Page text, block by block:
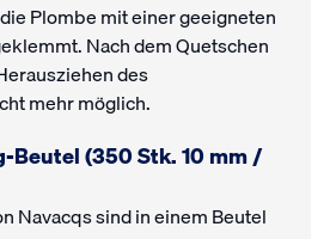
Plombe mit einer geeigneten
Nach dem Quetschen
des
mehr möglich.
Beutel (350 Stk. 10 mm /
Navacqs sind in einem Beutel